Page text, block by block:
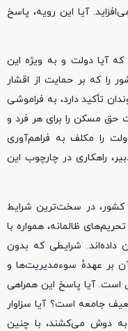
آیا این رویه، پاسخ
آیا دولت و به ویژه این
را که بر حمایت از اقشار
تأکید دارد، به فراموشی
به صراحت حق مسکن را برای هر فرد و
را مکلف به فراهم‌آوری
راهکاری در چارچوب این
کشور، در سخت‌ترین شرایط
ظالمانه، همواره با
شرایطی که بدون
بر عهدهٔ سوءمدیریت‌ها و
آیا پاسخ این همراهی
جامعه است؟ آیا سزاوار
دوش می‌کشند، با چنین